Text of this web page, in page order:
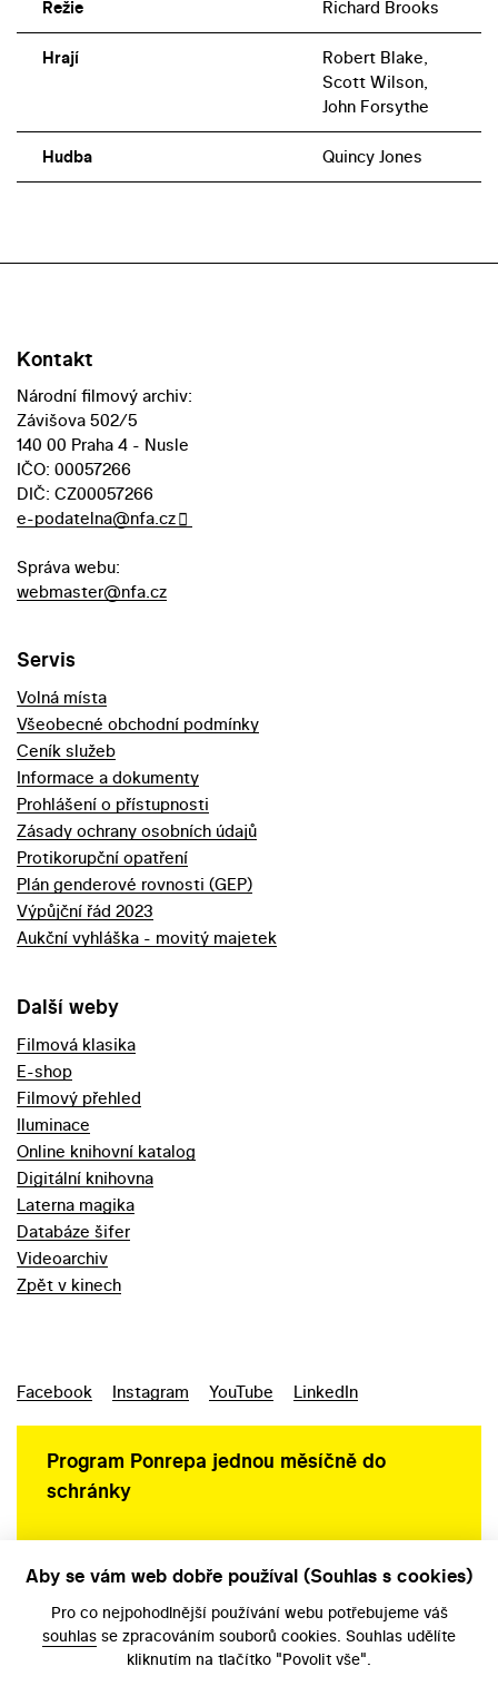
Režie Richard Brooks
Hrají
Robert Blake,
Scott Wilson,
John Forsythe
Hudba Quincy Jones
Kontakt
Národní filmový archiv:
Závišova 502/5
140 00 Praha 4 - Nusle
IČO: 00057266
DIČ: CZ00057266
e-podatelna@nfa.cz
Správa webu:
webmaster@nfa.cz
Servis
Volná místa
Všeobecné obchodní podmínky
Ceník služeb
Informace a dokumenty
Prohlášení o přístupnosti
Zásady ochrany osobních údajů
Protikorupční opatření
Plán genderové rovnosti (GEP)
Výpůjční řád 2023
Aukční vyhláška - movitý majetek
Další weby
Filmová klasika
E-shop
Filmový přehled
Iluminace
Online knihovní katalog
Digitální knihovna
Laterna magika
Databáze šifer
Videoarchiv
Zpět v kinech
Facebook Instagram YouTube LinkedIn
Program Ponrepa jednou měsíčně do
schránky
Aby se vám web dobře používal (Souhlas s cookies)
Pro co nejpohodlnější používání webu potřebujeme váš
souhlas se zpracováním souborů cookies. Souhlas udělíte
kliknutím na tlačítko "Povolit vše".